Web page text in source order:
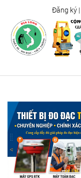
Đăng ký |